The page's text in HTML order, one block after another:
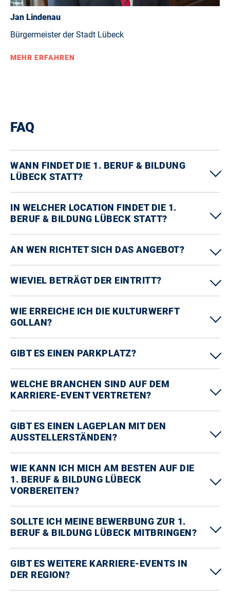
Jan Lindenau
Bürgermeister der Stadt Lübeck
MEHR ERFAHREN
FAQ
WANN FINDET DIE 1. BERUF & BILDUNG
LÜBECK STATT?
IN WELCHER LOCATION FINDET DIE 1.
BERUF & BILDUNG LÜBECK STATT?
AN WEN RICHTET SICH DAS ANGEBOT?
WIEVIEL BETRÄGT DER EINTRITT?
WIE ERREICHE ICH DIE KULTURWERFT
GOLLAN?
GIBT ES EINEN PARKPLATZ?
WELCHE BRANCHEN SIND AUF DEM
KARRIERE-EVENT VERTRETEN?
GIBT ES EINEN LAGEPLAN MIT DEN
AUSSTELLERSTÄNDEN?
WIE KANN ICH MICH AM BESTEN AUF DIE
1. BERUF & BILDUNG LÜBECK
VORBEREITEN?
SOLLTE ICH MEINE BEWERBUNG ZUR 1.
BERUF & BILDUNG LÜBECK MITBRINGEN?
GIBT ES WEITERE KARRIERE-EVENTS IN
DER REGION?